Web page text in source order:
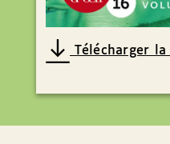
Télécharger